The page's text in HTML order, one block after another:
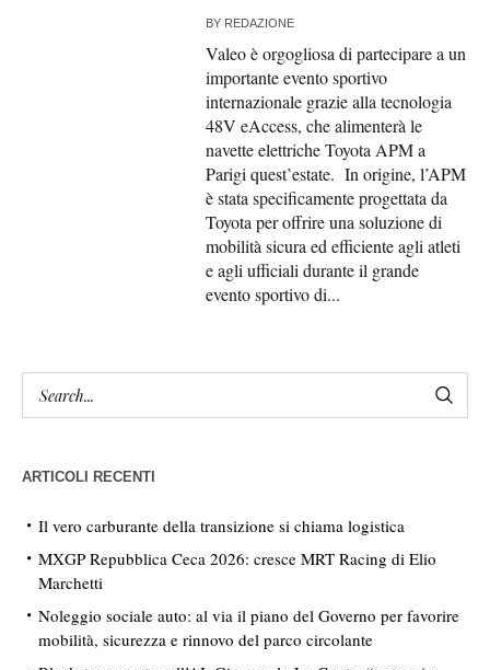
BY REDAZIONE
Valeo è orgogliosa di partecipare a un
importante evento sportivo
internazionale grazie alla tecnologia
48V eAccess, che alimenterà le
navette elettriche Toyota APM a
Parigi quest’estate. In origine, l’APM
è stata specificamente progettata da
Toyota per offrire una soluzione di
mobilità sicura ed efficiente agli atleti
e agli ufficiali durante il grande
evento sportivo di...
ARTICOLI RECENTI
Il vero carburante della transizione si chiama logistica
MXGP Repubblica Ceca 2026: cresce MRT Racing di Elio
Marchetti
Noleggio sociale auto: al via il piano del Governo per favorire
mobilità, sicurezza e rinnovo del parco circolante